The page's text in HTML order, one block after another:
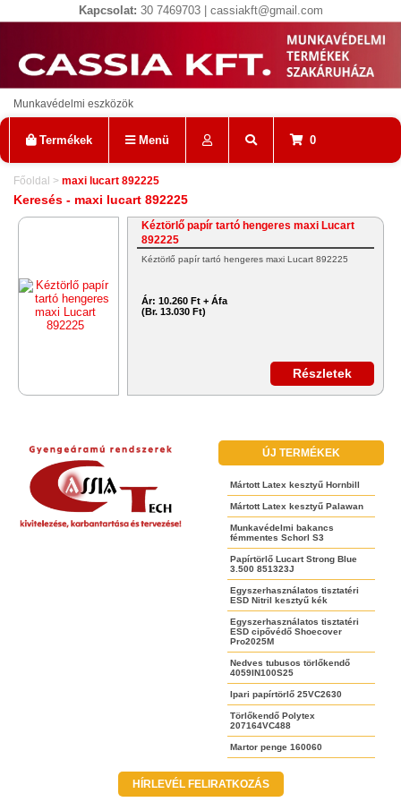
Kapcsolat: 30 7469703 | cassiakft@gmail.com
Munkavédelmi eszközök
Termékek Menü 0
Főoldal > maxi lucart 892225
Keresés - maxi lucart 892225
Kéztörlő papír tartó hengeres maxi Lucart
892225
Kéztörlő papír tartó hengeres maxi Lucart 892225
Ár: 10.260 Ft + Áfa
(Br. 13.030 Ft)
Részletek
ÚJ TERMÉKEK
Mártott Latex kesztyű Hornbill
Mártott Latex kesztyű Palawan
Munkavédelmi bakancs
fémmentes Schorl S3
Papírtörlő Lucart Strong Blue
3.500 851323J
Egyszerhasználatos tisztatéri
ESD Nitril kesztyű kék
Egyszerhasználatos tisztatéri
ESD cipővédő Shoecover
Pro2025M
Nedves tubusos törlőkendő
4059IN100S25
Ipari papírtörlő 25VC2630
Törlőkendő Polytex
207164VC488
Martor penge 160060
HÍRLEVÉL FELIRATKOZÁS